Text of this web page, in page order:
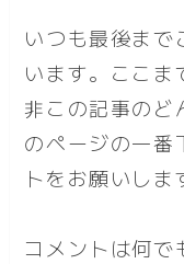
いつも最後まで
います。ここま
非この記事のど
のページの一番
トをお願いしま
コメントは何